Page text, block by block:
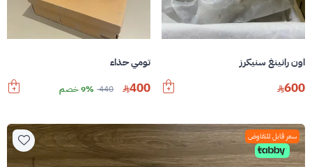
اون رانينغ سنيكرز
600
تومي حذاء
400
440 9% خصم
سعر قابل للتفاوض